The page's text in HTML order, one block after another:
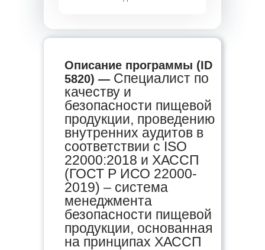
Описание программы (ID
5820) — Специалист по
качеству и
безопасности пищевой
продукции, проведению
внутренних аудитов в
соответствии с ISO
22000:2018 и ХАССП
(ГОСТ Р ИСО 22000-
2019) – система
менеджмента
безопасности пищевой
продукции, основанная
на принципах ХАССП